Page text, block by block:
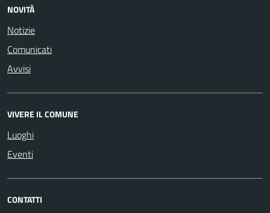
NOVITÀ
Notizie
Comunicati
Avvisi
VIVERE IL COMUNE
Luoghi
Eventi
CONTATTI